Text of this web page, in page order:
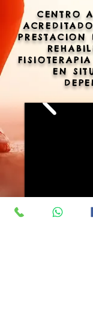
CENTRO
PRESTACION
EN